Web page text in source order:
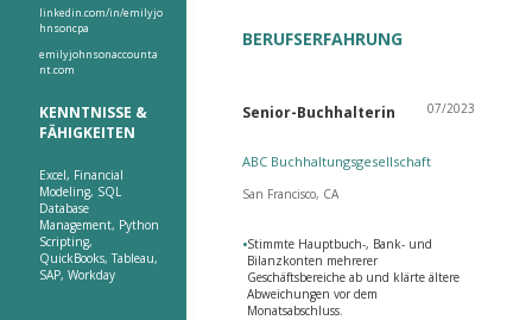
linkedin.com/in/emilyjo
hnsoncpa
emilyjohnsonaccounta
nt.com
KENNTNISSE &
FÄHIGKEITEN
Excel, Financial
Modeling, SQL
Database
Management, Python
Scripting,
QuickBooks, Tableau,
SAP, Workday
BERUFSERFAHRUNG
Senior-Buchhalterin 07/2023
ABC Buchhaltungsgesellschaft
San Francisco, CA
•Stimmte Hauptbuch-, Bank- und
Bilanzkonten mehrerer
Geschäftsbereiche ab und klärte ältere
Abweichungen vor dem
Monatsabschluss.